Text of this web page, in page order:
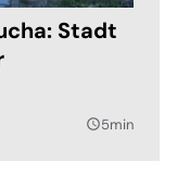
Stadt
query_builder5min